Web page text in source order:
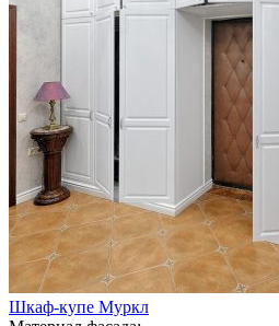
Шкаф-купе Муркл